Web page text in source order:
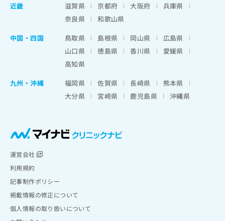
近畿
滋賀県 京都府 大阪府
兵庫県
奈良県
和歌山県
中国・四国
鳥取県 島根県 岡山県
広島県
山口県
徳島県 香川県
愛媛県
高知県
九州・沖縄
福岡県 佐賀県 長崎県
熊本県
大分県
宮崎県 鹿児島県 沖縄県
運営会社
利用規約
記事制作ポリシー
掲載情報の修正について
個人情報の取り扱いについて